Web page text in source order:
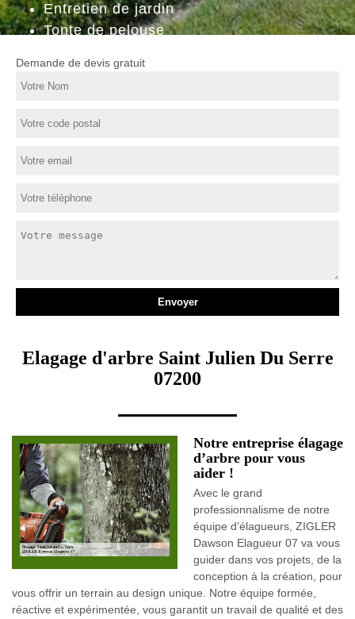
Entretien de jardin
Tonte de pelouse
Demande de devis gratuit
Elagage d'arbre Saint Julien Du Serre
07200
Notre entreprise élagage
d’arbre pour vous
aider !
Avec le grand
professionnalisme de notre
équipe d’élagueurs, ZIGLER
Dawson Elagueur 07 va vous
guider dans vos projets, de la
conception à la création, pour
vous offrir un terrain au design unique. Notre équipe formée,
réactive et expérimentée, vous garantit un travail de qualité et des